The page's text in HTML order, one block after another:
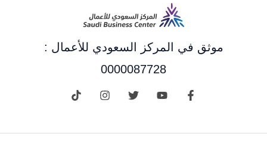
موثق في المركز السعودي للأعمال :
0000087728